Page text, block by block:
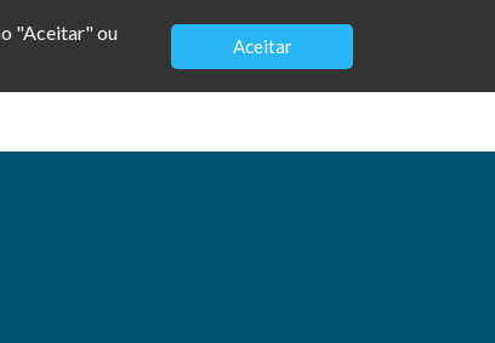
"Aceitar" ou
Aceitar
Vagas Contato